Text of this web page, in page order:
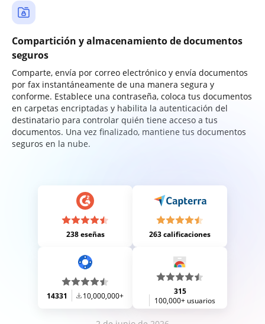
Compartición y almacenamiento de documentos
seguros
Comparte, envía por correo electrónico y envía documentos
por fax instantáneamente de una manera segura y
conforme. Establece una contraseña, coloca tus documentos
en carpetas encriptadas y habilita la autenticación del
destinatario para controlar quién tiene acceso a tus
documentos. Una vez finalizado, mantiene tus documentos
seguros en la nube.
238 eseñas 263 calificaciones
14331 10,000,000+
315
100,000+ usuarios